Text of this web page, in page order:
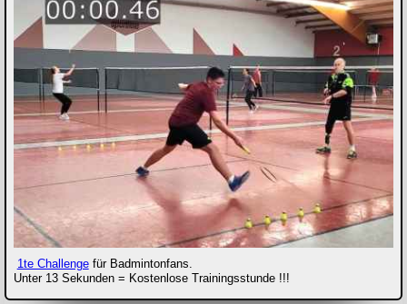
1te Challengefür Badmintonfans.
Unter 13 Sekunden = Kostenlose Trainingsstunde !!!